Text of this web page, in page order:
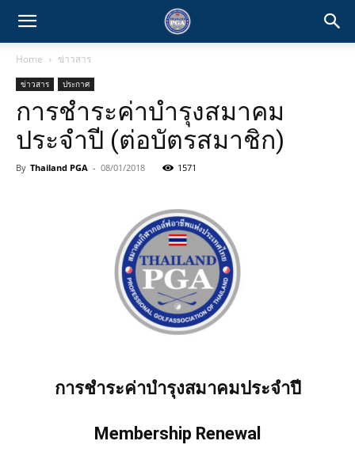
Home ข่าวสาร
ข่าวสาร ประกาศ
การชำระค่าบำรุงสมาคม
ประจำปี (ต่อบัตรสมาชิก)
By Thailand PGA - 08/01/2018 1571
การชำระค่าบำรุงสมาคมประจำปี
Membership Renewal